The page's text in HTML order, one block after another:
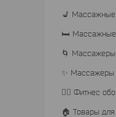
💺 Массажные
🛏 Массажные
🌀
✨ Массажеры
🏋️‍♂️ Фитнес
🏠 Товары